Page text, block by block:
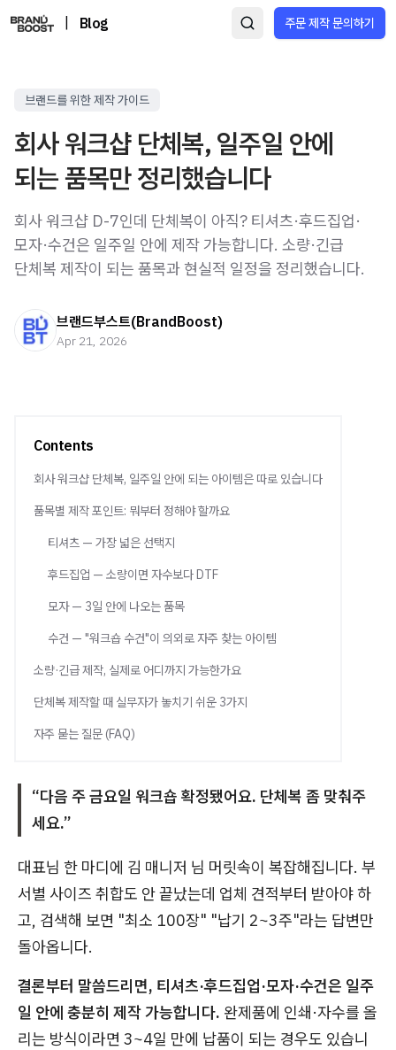
Blog 주문 제작 문의하기
브랜드를 위한 제작 가이드
회사 워크샵 단체복, 일주일 안에
되는 품목만 정리했습니다
회사 워크샵 D-7인데 단체복이 아직? 티셔츠·후드집업·
모자·수건은 일주일 안에 제작 가능합니다. 소량·긴급
단체복 제작이 되는 품목과 현실적 일정을 정리했습니다.
브랜드부스트(BrandBoost)
Apr 21, 2026
Contents
회사 워크샵 단체복, 일주일 안에 되는 아이템은 따로 있습니다
품목별 제작 포인트: 뭐부터 정해야 할까요
티셔츠 — 가장 넓은 선택지
후드집업 — 소량이면 자수보다 DTF
모자 — 3일 안에 나오는 품목
수건 — "워크숍 수건"이 의외로 자주 찾는 아이템
소량·긴급 제작, 실제로 어디까지 가능한가요
단체복 제작할 때 실무자가 놓치기 쉬운 3가지
자주 묻는 질문 (FAQ)
“다음 주 금요일 워크숍 확정됐어요. 단체복 좀 맞춰주
세요.”
대표님 한 마디에 김 매니저 님 머릿속이 복잡해집니다. 부
서별 사이즈 취합도 안 끝났는데 업체 견적부터 받아야 하
고, 검색해 보면 "최소 100장" "납기 2~3주"라는 답변만
돌아옵니다.
결론부터 말씀드리면, 티셔츠·후드집업·모자·수건은 일주
일 안에 충분히 제작 가능합니다. 완제품에 인쇄·자수를 올
리는 방식이라면 3~4일 만에 납품이 되는 경우도 있습니